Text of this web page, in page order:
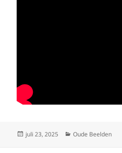
Geplaatst
juli 23, 2025 Categorieën
Oude Beelden